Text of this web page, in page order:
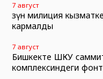
7 август
Өзүн милиция
кармалды
7 август
Бишкекте ШКУ
комплексиндеги